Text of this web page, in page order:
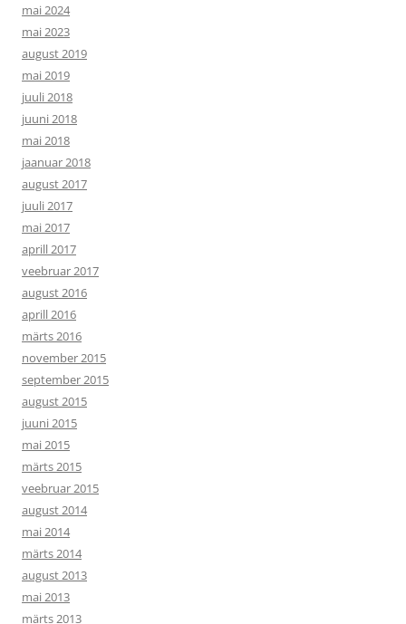
mai 2024
mai 2023
august 2019
mai 2019
juuli 2018
juuni 2018
mai 2018
jaanuar 2018
august 2017
juuli 2017
mai 2017
aprill 2017
veebruar 2017
august 2016
aprill 2016
märts 2016
november 2015
september 2015
august 2015
juuni 2015
mai 2015
märts 2015
veebruar 2015
august 2014
mai 2014
märts 2014
august 2013
mai 2013
märts 2013